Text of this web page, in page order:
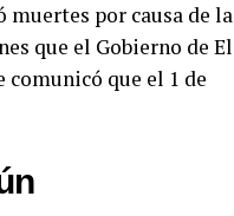
por causa de la
que el Gobierno de El
que el 1 de